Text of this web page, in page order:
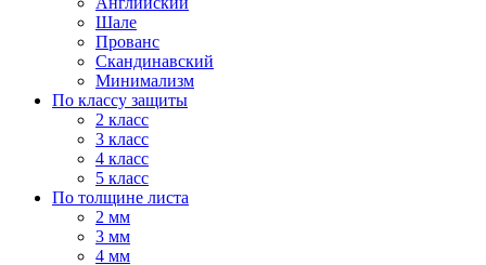
Шале
Прованс
Скандинавский
Минимализм
По классу защиты
2 класс
3 класс
4 класс
5 класс
По толщине листа
2 мм
3 мм
4 мм